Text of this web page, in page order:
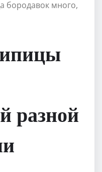
бородавок много,
разной